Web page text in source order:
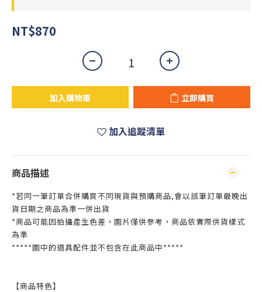
NT$870
加入購物車 立即購買
加入追蹤清單
商品描述
*若同一筆訂單合併購買不同現貨與預購商品,會以該筆訂單最晚出
貨日期之商品為準一併出貨
*商品可能因拍攝產生色差，圖片僅供參考，商品依實際供貨樣式
為準
*****圖中的道具配件並不包含在此商品中*****
【商品特色】